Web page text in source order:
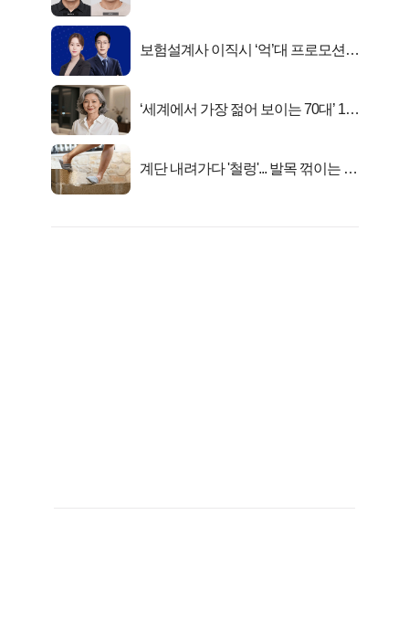
보험설계사 이직시 ‘억’대 프로모션!
‘세계에서 가장 젊어 보이는 70대’ 1위
계단 내려가다 '철렁'... 발목 꺾이는 이